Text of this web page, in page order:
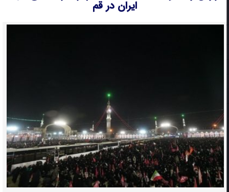
ایران در قم